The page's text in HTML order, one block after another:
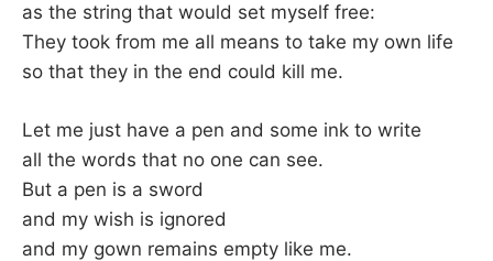
as the string that would set myself free:
They took from me all means to take my own life
so that they in the end could kill me.
Let me just have a pen and some ink to write
all the words that no one can see.
But a pen is a sword
and my wish is ignored
and my gown remains empty like me.